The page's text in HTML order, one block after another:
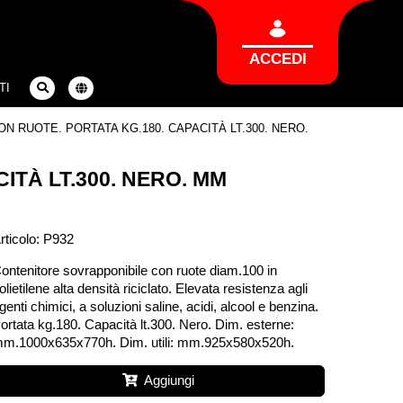
ACCEDI
RUOTE. PORTATA KG.180. CAPACITÀ LT.300. NERO.
LT.300. NERO. MM
P932
sovrapponibile con ruote diam.100 in
alta densità riciclato. Elevata resistenza agli
chimici, a soluzioni saline, acidi, alcool e benzina.
kg.180. Capacità lt.300. Nero. Dim. esterne:
Dim. utili: mm.925x580x520h.
Aggiungi